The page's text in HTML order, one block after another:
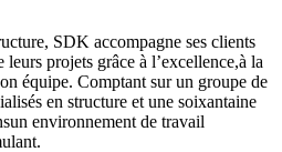
SDK accompagne ses clients
leurs projets grâce à l’excellence,à la
équipe. Comptant sur un groupe de
en structure et une soixantaine
environnement de travail